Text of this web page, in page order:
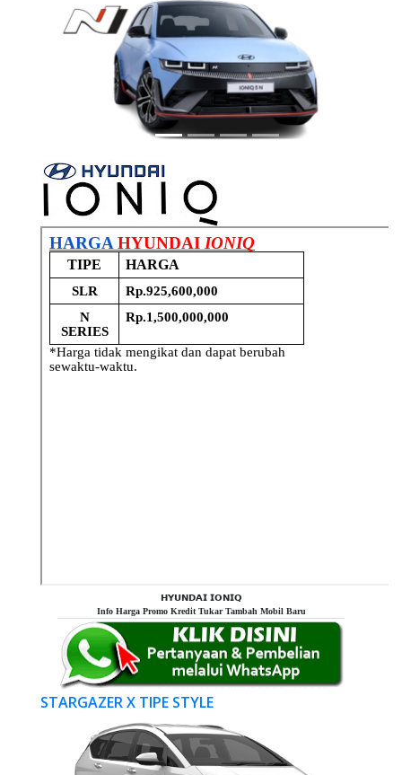
Previous
𝗛𝗬𝗨𝗡𝗗𝗔𝗜 𝗜𝗢𝗡𝗜𝗤
Info Harga Promo Kredit Tukar Tambah Mobil Baru
STARGAZER X TIPE STYLE